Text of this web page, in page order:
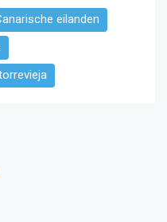
eilanden